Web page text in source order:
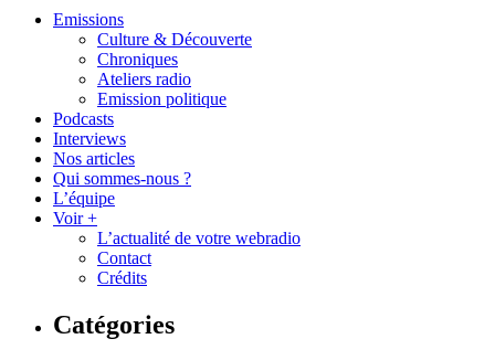
Emissions
Culture & Découverte
Chroniques
Ateliers radio
Emission politique
Podcasts
Interviews
Nos articles
Qui sommes-nous ?
L’équipe
Voir +
L’actualité de votre webradio
Contact
Crédits
Catégories